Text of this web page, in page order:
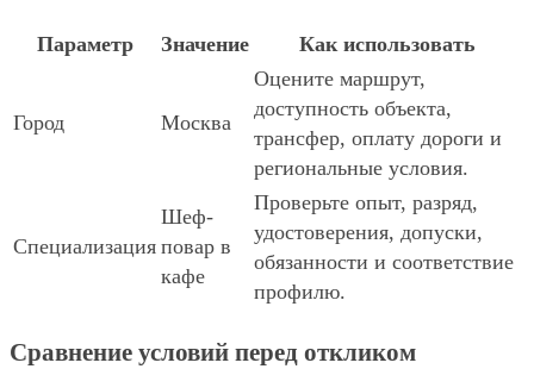
Параметр Значение Как использовать
Город Москва
Оцените маршрут,
доступность объекта,
трансфер, оплату дороги и
региональные условия.
Специализация
Шеф-
повар в
кафе
Проверьте опыт, разряд,
удостоверения, допуски,
обязанности и соответствие
профилю.
Сравнение условий перед откликом